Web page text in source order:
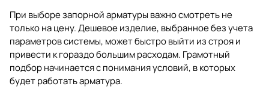
При выборе запорной арматуры важно смотреть не
только на цену. Дешевое изделие, выбранное без учета
параметров системы, может быстро выйти из строя и
привести к гораздо большим расходам. Грамотный
подбор начинается с понимания условий, в которых
будет работать арматура.